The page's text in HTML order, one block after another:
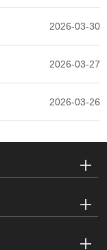
2026-03-30
2026-03-27
2026-03-26